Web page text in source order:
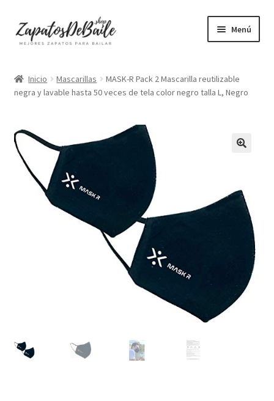
Ir
a
Ir
al
Menú
Hombre
Accesorios
Mascarillas
Camisetas mujer
Camisetas hombre
Inicio Mascarillas
MASK-R Pack 2 Mascarilla reutilizable
negra y lavable hasta 50 veces de tela color negro talla L, Negro